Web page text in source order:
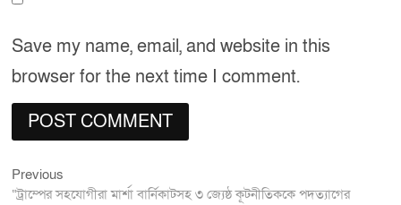
Save my name, email, and website in this
browser for the next time I comment.
Post
Previous
post:
“ট্রাম্পের সহযোগীরা মার্শা বার্নিকাটসহ ৩ জ্যেষ্ঠ কূটনীতিককে পদত্যাগের